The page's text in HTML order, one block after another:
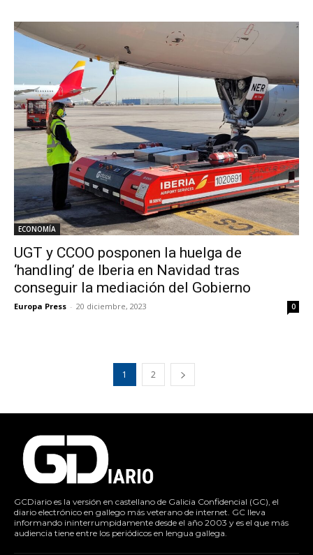
ECONOMÍA
UGT y CCOO posponen la huelga de
‘handling’ de Iberia en Navidad tras
conseguir la mediación del Gobierno
Europa Press - 20 diciembre, 2023 0
1 2
GCDiario es la versión en castellano de Galicia Confidencial (GC), el
diario electrónico en gallego más veterano de internet. GC lleva
informando ininterrumpidamente desde el año 2003 y es el que más
audiencia tiene entre los periódicos en lengua gallega.